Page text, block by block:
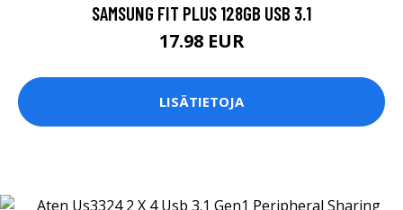
SAMSUNG FIT PLUS 128GB USB 3.1
17.98 EUR
LISÄTIETOJA